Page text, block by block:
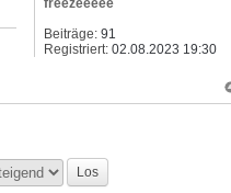
Beiträge: 91
Registriert: 02.08.2023 19:30